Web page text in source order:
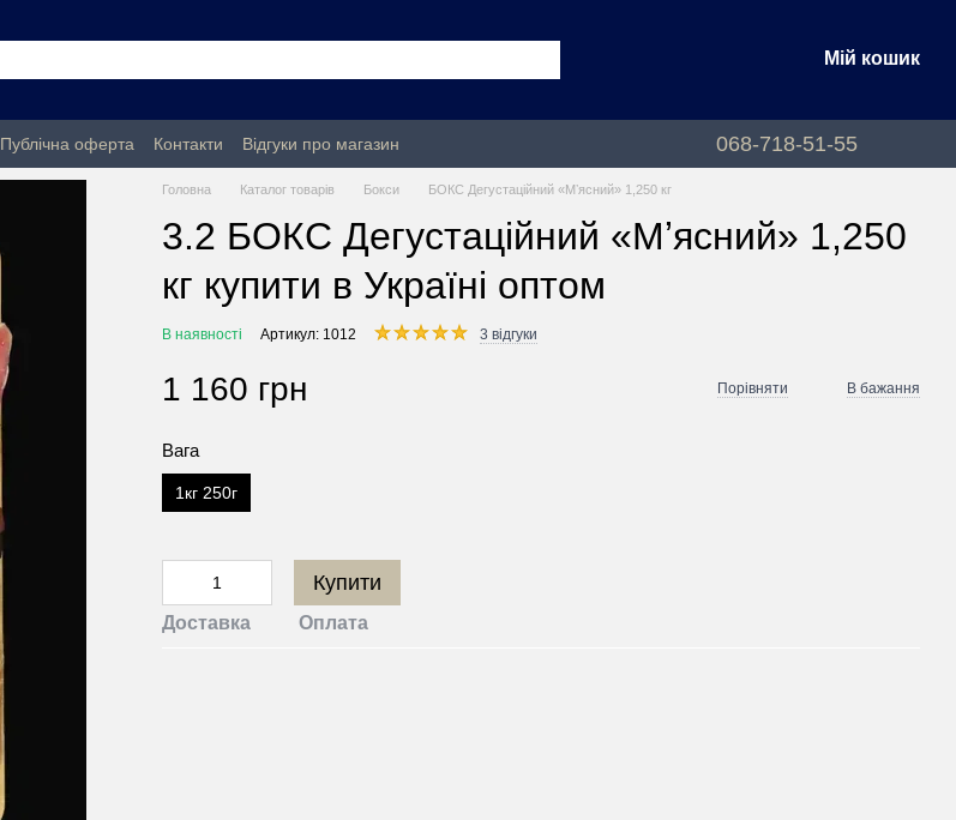
Мій кошик
Публічна оферта Контакти Відгуки про магазин 068-718-51-55
Головна Каталог товарів Бокси БОКС Дегустаційний «Мʼясний» 1,250 кг
3.2 БОКС Дегустаційний «Мʼясний» 1,250
кг купити в Україні оптом
В наявності Артикул: 1012 3 відгуки
1 160 грн Порівняти В бажання
Вага
1кг 250г
Купити
Доставка Оплата